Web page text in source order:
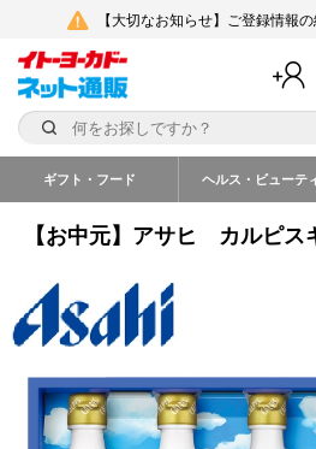
【大切なお知らせ】ご登録情報
ギフト・フード ヘルス・ビューテ
【お中元】アサヒ カルピ